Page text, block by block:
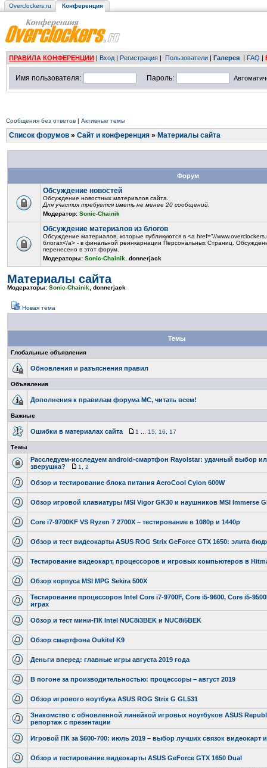
Overclockers.ru Конференция
ПРАВИЛА КОНФЕРЕНЦИИ | Вход | Регистрация | Пользователи | Галерея | FAQ |
Имя пользователя: Пароль:
Сообщения без ответов | Активные темы
Список форумов » Сайт и конференция » Материалы сайта
Форум
Обсуждение новостей
Обсуждение новостных материалов сайта.
Для участия требуется иметь не менее 20 сообщений.
Модератор: Sonic-Chainik
Обсуждение материалов из блогов
Обсуждение материалов, которые публикуются в <a href="//
блогах</a> - в финальной реинкарнации Персональных Страниц.
перенесено в этот форум.
Модераторы: Sonic-Chainik donnerjack
Материалы сайта
Модераторы: Sonic-Chainik donnerjack
Новая тема
Темы
Глобальные объявления
Обновления и разъяснения правил
Объявления
Дополнения к правилам форума МС, читать всем!
Важные
Ошибки в материалах сайта 1 15 16 17
Темы
Расследуем-исследуем android-смартфон Rayolstar: удачный выбор
зверушка?
1 2
Обзор и тестирование блока питания AeroCool Cylon 600W
Обзор игровой клавиатуры MSI Vigor GK30 и наушников MSI Immerse
Core i7-9700KF VS Ryzen 7 2700X – тестирование в 1080p и 1440p
Обзор и тест видеокарты ASUS ROG Strix GeForce GTX 1650: элита
Тестирование видеокарт, процессоров и игровых компьютеров в
Обзор корпуса MSI MPG Sekira 500X
Тестирование процессоров Intel Core i7-9700F, Core i5-9600, Core i5-
играх
Обзор и тест мини-ПК Intel NUC8i3BEK и NUC8i5BEK
Обзор смартфона Oukitel K9
Деньги вперед: главные игры августа 2019 года
В погоне за производительностью: процессоры – август 2019
Обзор игрового ноутбука ASUS ROG Strix G GL531
Знакомство с обновленной линейкой игровых ноутбуков ASUS
репортаж с презентации
Игровой ПК за $600-700: июль 2019 – выбор лучших связок видеокарт
Обзор и тестирование видеокарты ASUS GeForce GTX 1650 Dual